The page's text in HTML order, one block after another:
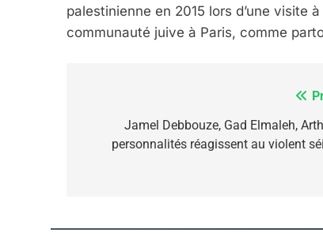
palestinienne en 2015 lors d’une visite
communauté juive à Paris, comme
l’article
Jamel Debbouze, Gad Elmaleh,
personnalités réagissent au violent
CE QUI NOUS